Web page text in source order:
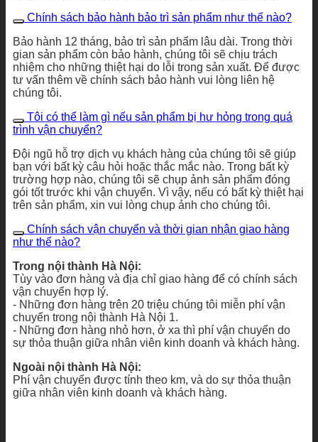
Chính sách bảo hành bảo trì sản phẩm như thế nào?
Bảo hành 12 tháng, bảo trì sản phẩm lâu dài. Trong thời
gian sản phẩm còn bảo hành, chúng tôi sẽ chịu trách
nhiệm cho những thiệt hại do lỗi trong sản xuất. Để được
tư vấn thêm về chính sách bảo hành vui lòng liên hệ
chúng tôi.
Tôi có thể làm gì nếu sản phẩm bị hư hỏng trong quá
trình vận chuyển?
Đội ngũ hỗ trợ dịch vụ khách hàng của chúng tôi sẽ giúp
bạn với bất kỳ câu hỏi hoặc thắc mắc nào. Trong bất kỳ
trường hợp nào, chúng tôi sẽ chụp ảnh sản phẩm đóng
gói tốt trước khi vận chuyển. Vì vậy, nếu có bất kỳ thiệt hại
trên sản phẩm, xin vui lòng chụp ảnh cho chúng tôi.
Chính sách vận chuyển và thời gian nhận giao hàng
như thế nào?
Trong nội thành Hà Nội:
Tùy vào đơn hàng và địa chỉ giao hàng để có chính sách
vận chuyển hợp lý.
- Những đơn hàng trên 20 triệu chúng tôi miễn phí vận
chuyển trong nội thành Hà Nội 1.
- Những đơn hàng nhỏ hơn, ở xa thì phí vận chuyển do
sự thỏa thuận giữa nhân viên kinh doanh và khách hàng.
Ngoài nội thành Hà Nội:
Phí vận chuyển được tính theo km, và do sự thỏa thuận
giữa nhân viên kinh doanh và khách hàng.